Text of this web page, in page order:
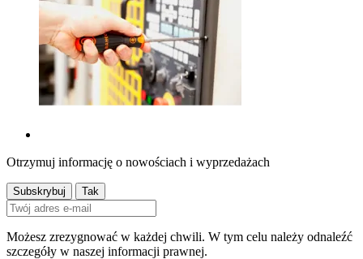
Otrzymuj informację o nowościach i wyprzedażach
Możesz zrezygnować w każdej chwili. W tym celu należy odnaleźć
szczegóły w naszej informacji prawnej.